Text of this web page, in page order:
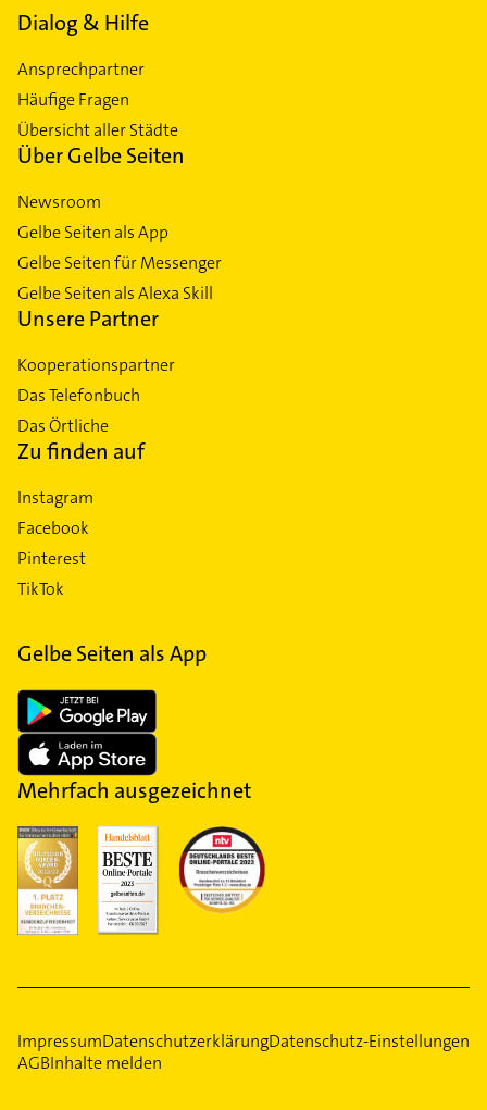
Dialog & Hilfe
Ansprechpartner
Häufige Fragen
Übersicht aller Städte
Über Gelbe Seiten
Newsroom
Gelbe Seiten als App
Gelbe Seiten für Messenger
Gelbe Seiten als Alexa Skill
Unsere Partner
Kooperationspartner
Das Telefonbuch
Das Örtliche
Zu finden auf
Instagram
Facebook
Pinterest
TikTok
Gelbe Seiten als App
Mehrfach ausgezeichnet
ImpressumDatenschutzerklärungDatenschutz-Einstellungen
AGBInhalte melden